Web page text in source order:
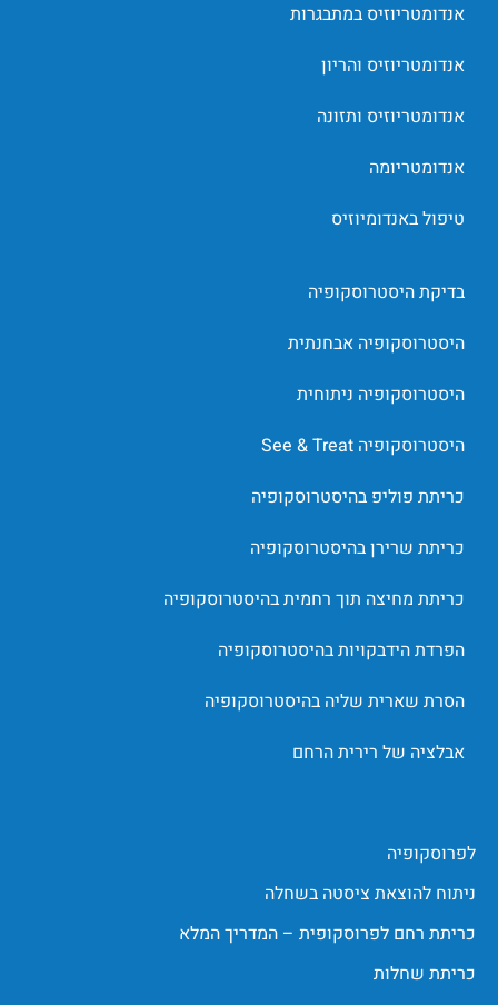
אנדומטריוזיס במתבגרות
אנדומטריוזיס והריון
אנדומטריוזיס ותזונה
אנדומטריומה
טיפול באנדומיוזיס
בדיקת היסטרוסקופיה
היסטרוסקופיה אבחנתית
היסטרוסקופיה ניתוחית
היסטרוסקופיה See & Treat
כריתת פוליפ בהיסטרוסקופיה
כריתת שרירן בהיסטרוסקופיה
כריתת מחיצה תוך רחמית בהיסטרוסקופיה
הפרדת הידבקויות בהיסטרוסקופיה
הסרת שארית שליה בהיסטרוסקופיה
אבלציה של רירית הרחם
לפרוסקופיה
ניתוח להוצאת ציסטה בשחלה
כריתת רחם לפרוסקופית – המדריך המלא
כריתת שחלות